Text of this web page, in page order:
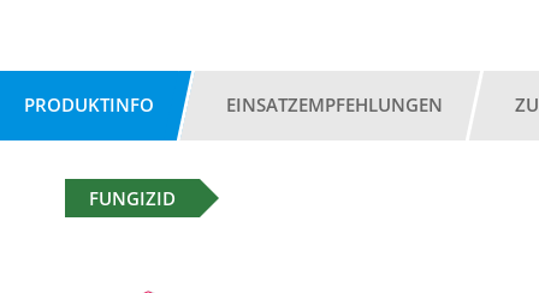
PRODUKTINFO EINSATZEMPFEHLUNGEN
FUNGIZID